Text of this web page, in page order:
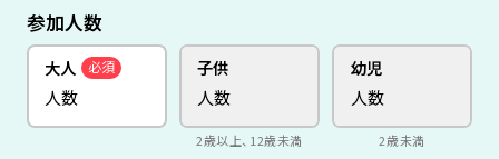
参加人数
大人 必須 子供
2歳以上、12歳未満
幼児
2歳未満